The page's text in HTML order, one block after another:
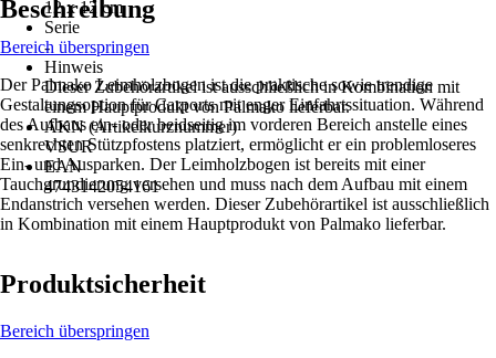
12 x 12 cm
Serie
-
Hinweis
Dieser Zubehörartikel ist ausschließlich in Kombination mit
einem Hauptprodukt von Palmako lieferbar.
AKN (Artikelkurznummer)
VSUR
EAN
4743142054161
Beschreibung
Bereich überspringen
Der Palmako Leimholzbogen ist die praktische sowie trendige
Gestaltungsoption für Carports mit enger Einfahrtssituation. Während
des Aufbaus ein- oder beidseitig im vorderen Bereich anstelle eines
senkrechten Stützpfostens platziert, ermöglicht er ein problemloseres
Ein- und Ausparken. Der Leimholzbogen ist bereits mit einer
Tauchgrundierung versehen und muss nach dem Aufbau mit einem
Endanstrich versehen werden. Dieser Zubehörartikel ist ausschließlich
in Kombination mit einem Hauptprodukt von Palmako lieferbar.
Produktsicherheit
Bereich überspringen